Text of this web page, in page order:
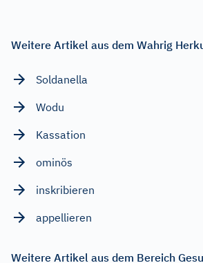
Weitere Artikel aus dem Wahrig
Soldanella
Wodu
Kassation
ominös
inskribieren
appellieren
Weitere Artikel aus dem Bereich